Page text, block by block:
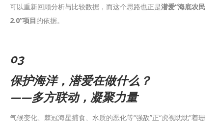
可以重新回顾分析与比较数据，而这个思路也正是潜爱“海底农民
2.0”项目的依据。
03
保护海洋，潜爱在做什么？
——多方联动，凝聚力量
气候变化、棘冠海星捕食、水质的恶化等“强敌”正“虎视眈眈”着珊